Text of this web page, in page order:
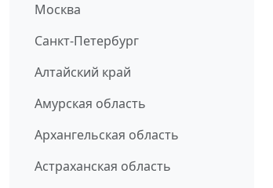
Москва
Санкт-Петербург
Алтайский край
Амурская область
Архангельская область
Астраханская область